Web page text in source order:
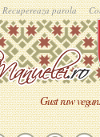
Recupereaza parola
Gust raw vegan.